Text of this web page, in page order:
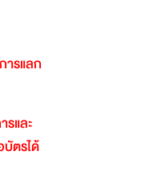
ารแลก
และ
ตรได้